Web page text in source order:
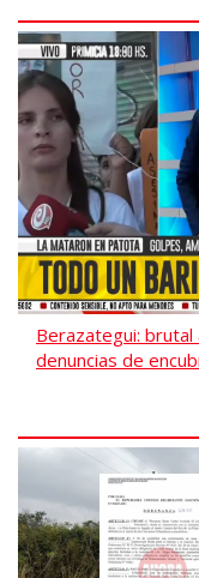
Berazategui:
denuncias de